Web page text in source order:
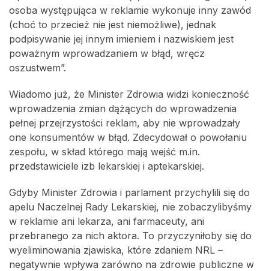
osoba występująca w reklamie wykonuje inny zawód
(choć to przecież nie jest niemożliwe), jednak
podpisywanie jej innym imieniem i nazwiskiem jest
poważnym wprowadzaniem w błąd, wręcz
oszustwem”.
Wiadomo już, że Minister Zdrowia widzi konieczność
wprowadzenia zmian dążących do wprowadzenia
pełnej przejrzystości reklam, aby nie wprowadzały
one konsumentów w błąd. Zdecydował o powołaniu
zespołu, w skład którego mają wejść m.in.
przedstawiciele izb lekarskiej i aptekarskiej.
Gdyby Minister Zdrowia i parlament przychylili się do
apelu Naczelnej Rady Lekarskiej, nie zobaczylibyśmy
w reklamie ani lekarza, ani farmaceuty, ani
przebranego za nich aktora. To przyczyniłoby się do
wyeliminowania zjawiska, które zdaniem NRL –
negatywnie wpływa zarówno na zdrowie publiczne w